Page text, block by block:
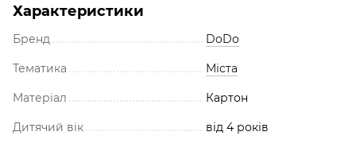
Характеристики
Бренд DoDo
Тематика Міста
Матеріал Картон
Дитячий вік від 4 років